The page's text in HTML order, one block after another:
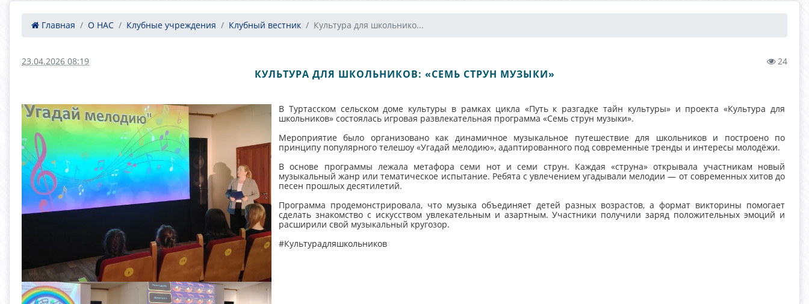
Главная О НАС Клубные учреждения Клубный вестник Культура для школьнико...
23.04.2026 08:19 24
КУЛЬТУРА ДЛЯ ШКОЛЬНИКОВ: «СЕМЬ СТРУН МУЗЫКИ»
В Туртасском сельском доме культуры в рамках цикла «Путь к разгадке тайн культуры» и проекта «Культура для
школьников» состоялась игровая развлекательная программа «Семь струн музыки».
Мероприятие было организовано как динамичное музыкальное путешествие для школьников и построено по
принципу популярного телешоу «Угадай мелодию», адаптированного под современные тренды и интересы молодёжи.
В основе программы лежала метафора семи нот и семи струн. Каждая «струна» открывала участникам новый
музыкальный жанр или тематическое испытание. Ребята с увлечением угадывали мелодии — от современных хитов до
песен прошлых десятилетий.
Программа продемонстрировала, что музыка объединяет детей разных возрастов, а формат викторины помогает
сделать знакомство с искусством увлекательным и азартным. Участники получили заряд положительных эмоций и
расширили свой музыкальный кругозор.
#Культурадляшкольников